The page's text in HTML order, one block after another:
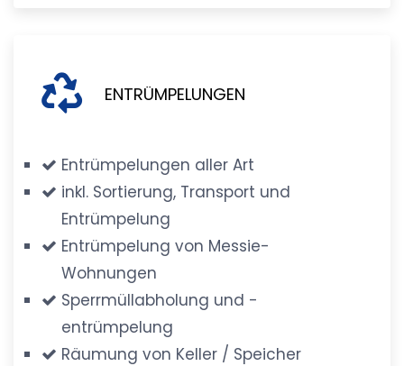
ENTRÜMPELUNGEN
Entrümpelungen aller Art
inkl. Sortierung, Transport und
Entrümpelung
Entrümpelung von Messie-
Wohnungen
Sperrmüllabholung und -
entrümpelung
Räumung von Keller / Speicher